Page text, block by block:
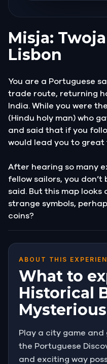
Misja:
Lisbon
You are a Portuguese
trade route, returning
India. While you were
(Hindu holy man) who
and said that if you
would lead you to great
After hearing so many
fellow sailors, you
said. But this map
strange symbols,
coins?
ABOUT THIS
What to
Historical
Play a city game
the Portuguese
and exciting way